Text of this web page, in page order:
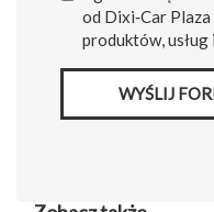
od Dixi‑Car
produktów, usług
WYŚLIJ